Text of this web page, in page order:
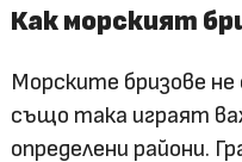
Как морският
Морските бризове
също така играят
определени райони.